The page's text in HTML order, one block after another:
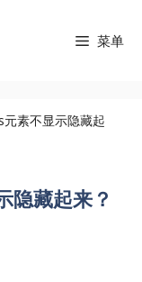
菜单
素不显示隐藏起
隐藏起来？